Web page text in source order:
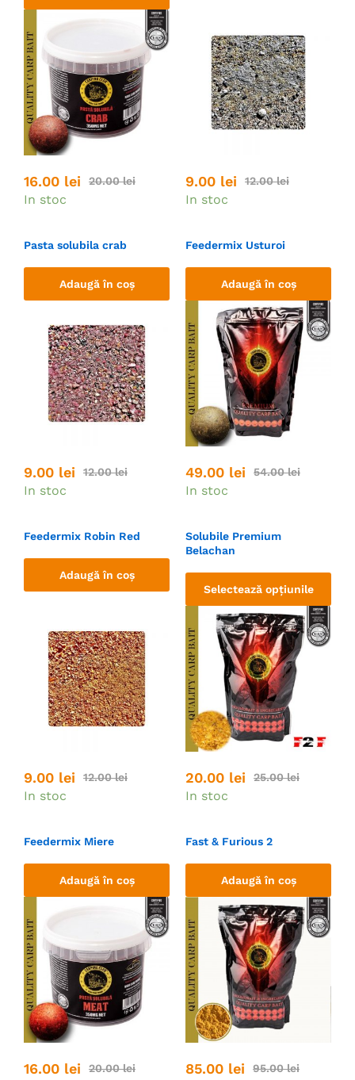
16.00 lei 20.00lei
In stoc
Pasta solubila crab
Adaugă în coș
9.00 lei 12.00lei
In stoc
Feedermix Usturoi
Adaugă în coș
9.00 lei 12.00lei
In stoc
Feedermix Robin Red
Adaugă în coș
49.00 lei 54.00lei
In stoc
Solubile Premium
Belachan
Selectează opțiunile
9.00 lei 12.00lei
In stoc
Feedermix Miere
Adaugă în coș
20.00 lei 25.00lei
In stoc
Fast & Furious 2
Adaugă în coș
16.00 lei 20.00lei 85.00 lei 95.00lei